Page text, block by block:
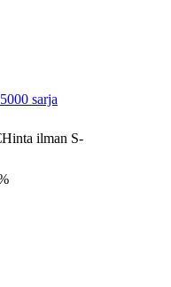
sarja
Hinta ilman S-